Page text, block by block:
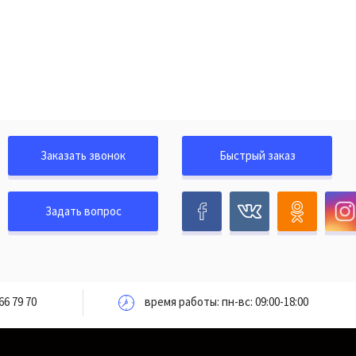
Заказать звонок
Задать вопрос
Быстрый заказ
79 70 время работы: пн-вс: 09:00-18:00